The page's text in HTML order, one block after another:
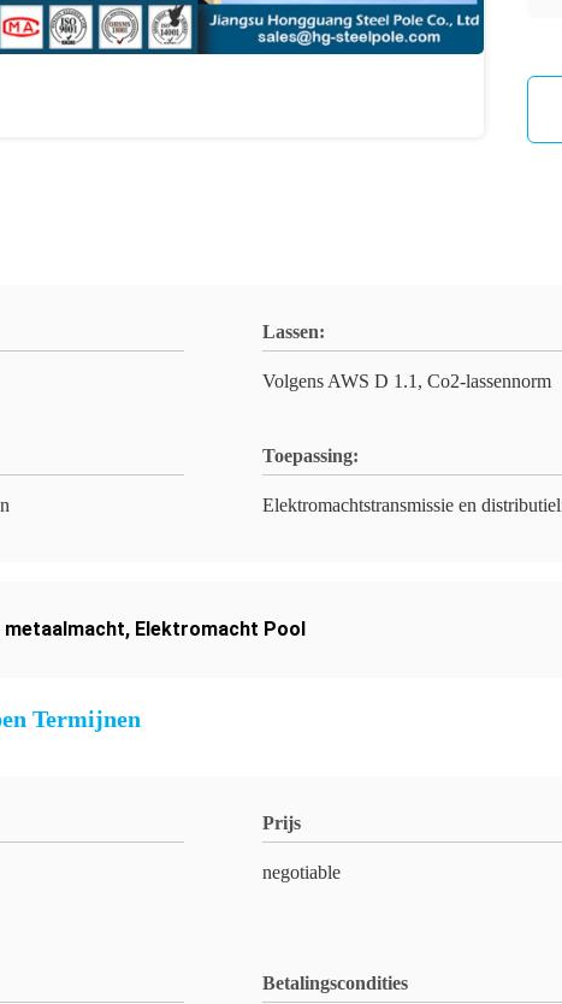
Lassen:
Volgens AWS D 1.1, Co2-lassennorm
Toepassing:
Elektromachtstransmissie en
metaalmacht, Elektromacht Pool
Termijnen
Prijs
negotiable
Betalingscondities